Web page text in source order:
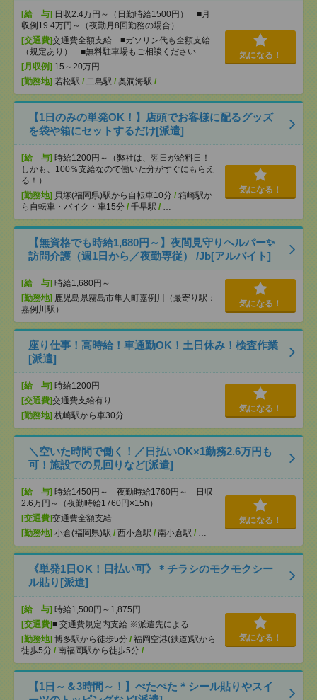
[給 与] 日収2.4万円～（日勤時給1500円） ■月
収例19.4万円～（夜勤月8回勤務の場合）
[交通費]交通費全額支給 ■ガソリン代も全額支給
（規定あり） ■無料駐車場もご相談ください
[月収例] 15～20万円
[勤務地] 若松駅 / 二島駅 / 奥洞海駅 / …
気になる！
【1日のみの単発OK！】店頭でお客様に配るグッズ
を袋や箱にセットするだけ[派遣]
[給 与] 時給1200円～（弊社は、翌日が給料日！
しかも、100％支給なので働いた分がすぐにもらえ
る！）
[勤務地] 貝塚(福岡県)駅から自転車10分 / 箱崎駅か
ら自転車・バイク・車15分 / 千早駅 / …
気になる！
【無資格でも時給1,680円～】夜間見守りヘルパー✨
訪問介護（週1日から／夜勤専従） /Jb[アルバイト]
[給 与] 時給1,680円～
[勤務地] 鹿児島県霧島市隼人町嘉例川（最寄り駅：
嘉例川駅）
気になる！
座り仕事！高時給！車通勤OK！土日休み！検査作業
[派遣]
[給 与] 時給1200円
[交通費]交通費支給有り
[勤務地] 枕崎駅から車30分
気になる！
＼空いた時間で働く！／日払いOK×1勤務2.6万円も
可！施設での見回りなど[派遣]
[給 与] 時給1450円～ 夜勤時給1760円～ 日収
2.6万円～（夜勤時給1760円×15h）
[交通費]交通費全額支給
[勤務地] 小倉(福岡県)駅 / 西小倉駅 / 南小倉駅 / …
気になる！
《単発1日OK！日払い可》＊チラシのモクモクシー
ル貼り[派遣]
[給 与] 時給1,500円～1,875円
[交通費]■ 交通費規定内支給 ※派遣先による
[勤務地] 博多駅から徒歩5分 / 福岡空港(鉄道)駅から
徒歩5分 / 南福岡駅から徒歩5分 / …
気になる！
【1日～＆3時間～！】ぺたぺた＊シール貼りやスイ